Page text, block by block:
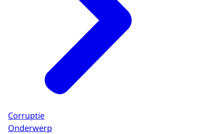
Corruptie
Onderwerp